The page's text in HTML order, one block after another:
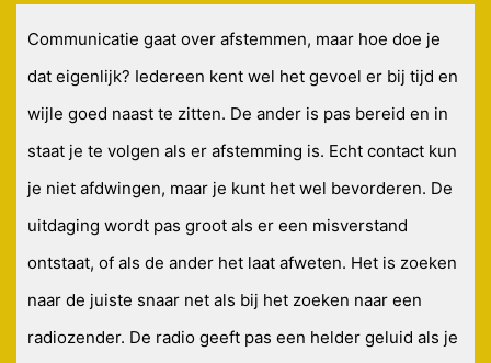
Communicatie gaat over afstemmen, maar hoe doe je
dat eigenlijk? Iedereen kent wel het gevoel er bij tijd en
wijle goed naast te zitten. De ander is pas bereid en in
staat je te volgen als er afstemming is. Echt contact kun
je niet afdwingen, maar je kunt het wel bevorderen. De
uitdaging wordt pas groot als er een misverstand
ontstaat, of als de ander het laat afweten. Het is zoeken
naar de juiste snaar net als bij het zoeken naar een
radiozender. De radio geeft pas een helder geluid als je